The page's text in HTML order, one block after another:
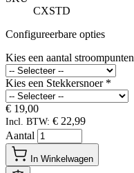
CXSTD
Configureerbare opties
Kies een aantal stroompunten
Kies een Stekkersnoer *
€ 19,00
Incl. BTW: € 22,99
Aantal
In Winkelwagen